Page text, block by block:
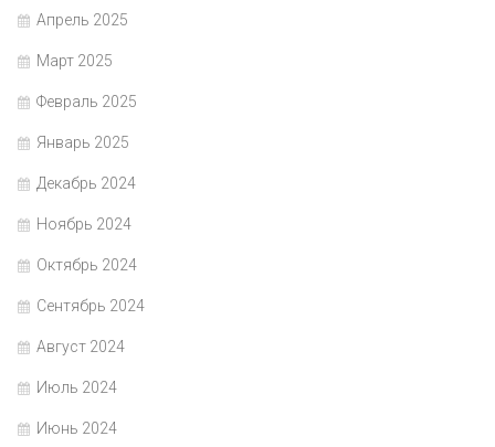
Апрель 2025
Март 2025
Февраль 2025
Январь 2025
Декабрь 2024
Ноябрь 2024
Октябрь 2024
Сентябрь 2024
Август 2024
Июль 2024
Июнь 2024